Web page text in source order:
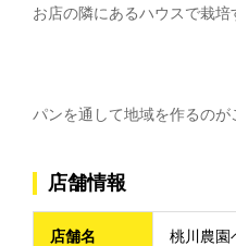
お店の隣にあるハウスで栽培
パンを通して地域を作るのが
店舗情報
店舗名 桃川農園